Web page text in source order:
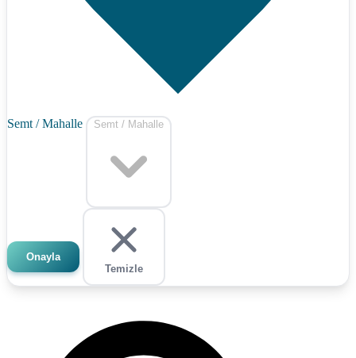
Semt / Mahalle Semt / Mahalle
Onayla
Temizle